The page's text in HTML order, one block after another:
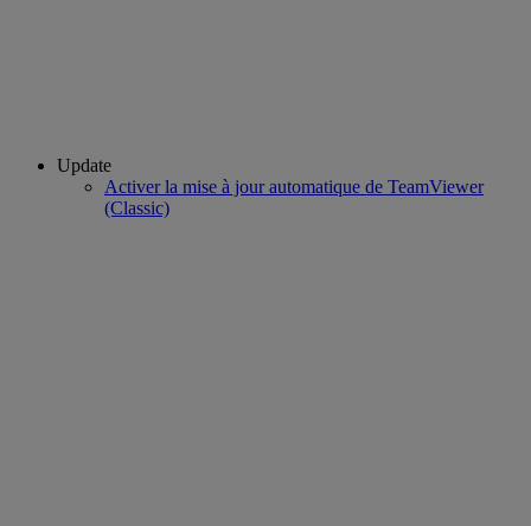
Update
Activer la mise à jour automatique de TeamViewer
(Classic)